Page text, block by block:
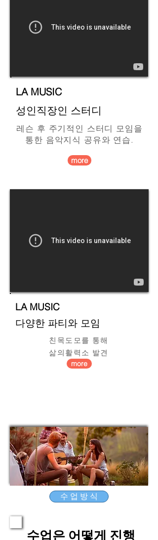
LA MUSIC
​성인직장인 스터디
레슨 후 주기적인 스터디 모임을
통한 음악지식 공유와 연습.
more
LA MUSIC
​다양한 파티와 모임
친목도모를 통해
삶의활력소 발견
more
수 업 방 식
수업은 어떻게 진행